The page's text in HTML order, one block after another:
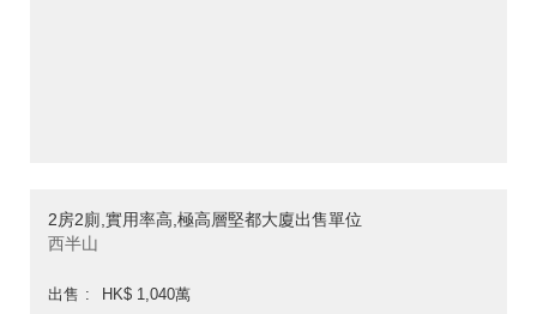
2房2廁,實用率高,極高層堅都大廈出售單位
西半山
出售
HK$ 1,040萬